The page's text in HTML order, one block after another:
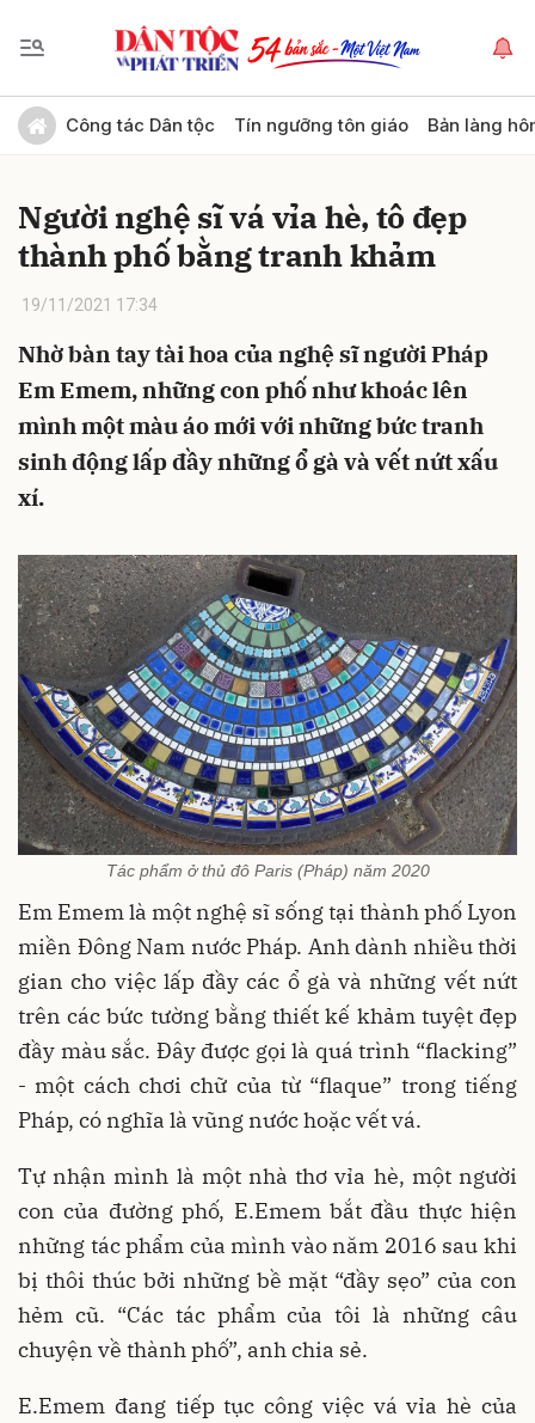
Công tác Dân tộc Tín ngưỡng tôn giáo Bản làng
Người nghệ sĩ vá vỉa hè, tô đẹp
thành phố bằng tranh khảm
19/11/2021 17:34
Nhờ bàn tay tài hoa của nghệ sĩ người Pháp
Em Emem, những con phố như khoác lên
mình một màu áo mới với những bức tranh
sinh động lấp đầy những ổ gà và vết nứt xấu
xí.
Tác phẩm ở thủ đô Paris (Pháp) năm 2020
Em Emem là một nghệ sĩ sống tại thành phố Lyon
miền Đông Nam nước Pháp. Anh dành nhiều thời
gian cho việc lấp đầy các ổ gà và những vết nứt
trên các bức tường bằng thiết kế khảm tuyệt đẹp
đầy màu sắc. Đây được gọi là quá trình “flacking”
- một cách chơi chữ của từ “flaque” trong tiếng
Pháp, có nghĩa là vũng nước hoặc vết vá.
Tự nhận mình là một nhà thơ vỉa hè, một người
con của đường phố, E.Emem bắt đầu thực hiện
những tác phẩm của mình vào năm 2016 sau khi
bị thôi thúc bởi những bề mặt “đầy sẹo” của con
hẻm cũ. “Các tác phẩm của tôi là những câu
chuyện về thành phố”, anh chia sẻ.
E.Emem đang tiếp tục công việc vá vỉa hè của
Gửi bình luận
Hủy Gửi